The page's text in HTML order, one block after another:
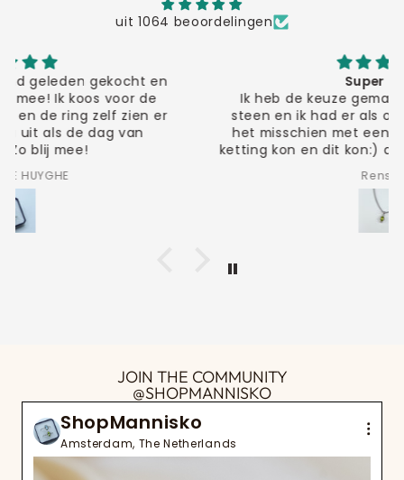
uit 1064 beoordelingen
Super mooi
Ik heb de keuze gemaakt voor de granaat
steen en ik had er als opmerking bij gezet of
het misschien met een kortere maar dikkere
ketting kon en dit kon:) de ketting is super mooi
JOIN THE COMMUNITY
@SHOPMANNISKO
ShopMannisko
Amsterdam, The Netherlands